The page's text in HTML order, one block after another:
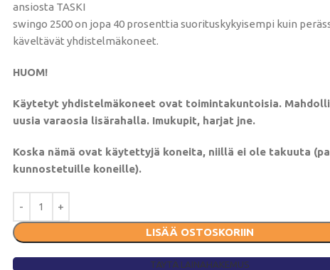
ansiosta TASKI
swingo 2500 on jopa 40 prosenttia suorituskykyisempi kuin
käveltävät yhdistelmäkoneet.
HUOM!
Käytetyt yhdistelmäkoneet ovat toimintakuntoisia.
uusia varaosia lisärahalla. Imukupit, harjat jne.
Koska nämä ovat käytettyjä koneita, niillä ei ole takuuta
kunnostetuille koneille).
LISÄÄ OSTOSKORIIN
TÄYTÄ LAINAHAKEMUS